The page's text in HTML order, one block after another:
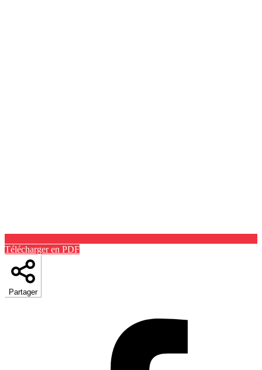
Télécharger en PDF
Partager